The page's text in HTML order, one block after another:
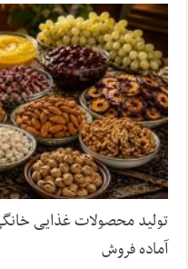
تولید محصولات غذایی
آماده فروش